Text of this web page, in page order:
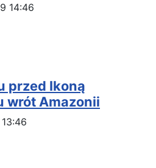
14:46
przed Ikoną
wrót Amazonii